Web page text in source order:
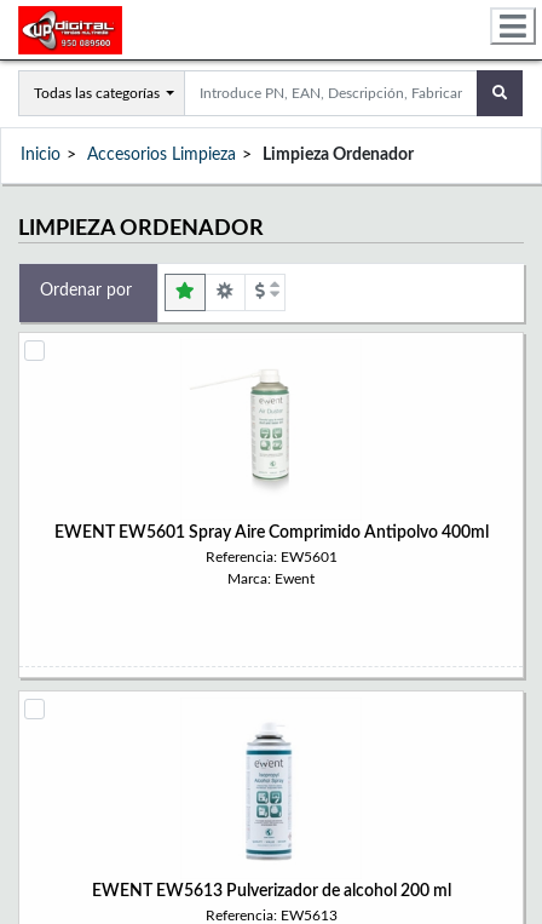
Todas las categorías
Inicio Accesorios Limpieza Limpieza Ordenador
LIMPIEZA ORDENADOR
Ordenar por
EWENT EW5601 Spray Aire Comprimido Antipolvo 400ml
Referencia: EW5601
Marca: Ewent
EWENT EW5613 Pulverizador de alcohol 200 ml
Referencia: EW5613